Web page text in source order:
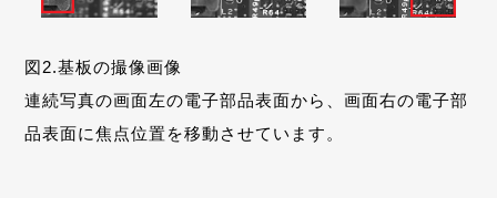
図2.基板の撮像画像
連続写真の画面左の電子部品表面から、画面右の電子部
品表面に焦点位置を移動させています。